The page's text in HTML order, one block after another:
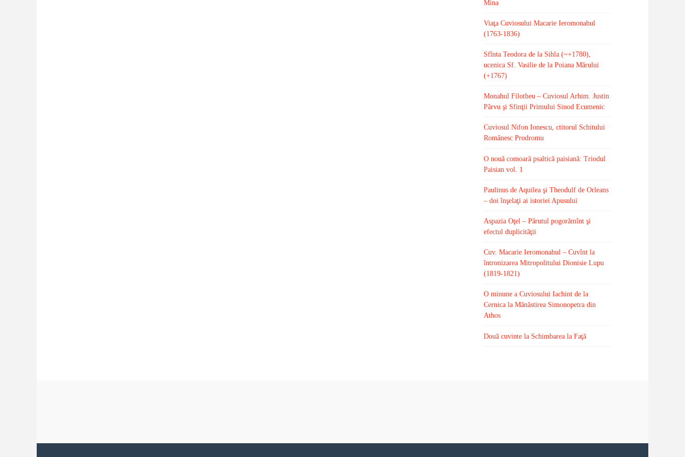
Mina
Viaţa Cuviosului Macarie Ieromonahul
(1763-1836)
Sfînta Teodora de la Sihla (~+1780),
ucenica Sf. Vasilie de la Poiana Mărului
(+1767)
Monahul Filotheu – Cuviosul Arhim. Justin
Pârvu şi Sfinţii Primului Sinod Ecumenic
Cuviosul Nifon Ionescu, ctitorul Schitului
Românesc Prodromu
O nouă comoară psaltică paisiană: Triodul
Paisian vol. 1
Paulinus de Aquilea şi Theodulf de Orleans
– doi înşelaţi ai istoriei Apusului
Aspazia Oţel – Părutul pogorămînt şi
efectul duplicităţii
Cuv. Macarie Ieromonahul – Cuvînt la
întronizarea Mitropolitului Dionisie Lupu
(1819-1821)
O minune a Cuviosului Iachint de la
Cernica la Mănăstirea Simonopetra din
Athos
Două cuvinte la Schimbarea la Faţă